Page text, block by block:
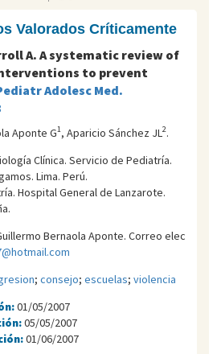
Valorados Críticamente
A. A systematic review of
to prevent
Adolesc Med.
Aponte G1, Aparicio Sánchez JL 2.
Clínica. Servicio de Pediatría.
Lima. Perú.
Hospital General de Lanzarote.
Bernaola Aponte. Correo elec
; consejo; escuelas; violencia
01/05/2007
05/05/2007
01/06/2007